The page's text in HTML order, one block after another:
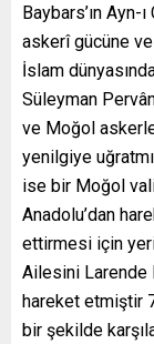
Baybars’ın
askerî gücüne
İslam
Süleyman
ve Moğol
yenilgiye
ise bir Moğol
Anadolu’dan
ettirmesi için
Ailesini Larende
hareket etmiştir
bir şekilde